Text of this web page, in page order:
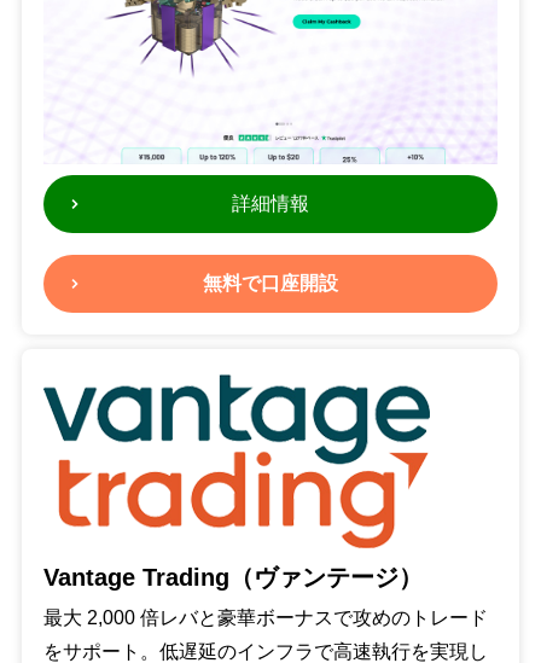
詳細情報
無料で口座開設
Vantage Trading（ヴァンテージ）
最大 2,000 倍レバと豪華ボーナスで攻めのトレード
をサポート。低遅延のインフラで高速執行を実現し